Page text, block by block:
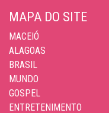
MAPA DO SITE
MACEIÓ
ALAGOAS
BRASIL
MUNDO
GOSPEL
ENTRETENIMENTO